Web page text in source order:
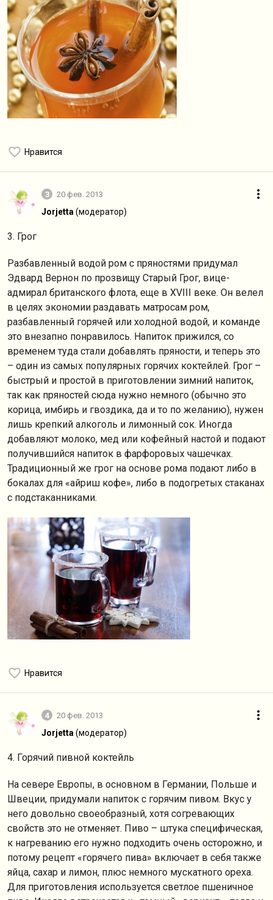
Нравится
3 20 фев. 2013
Jorjetta (модератор)
3. Грог
Разбавленный водой ром с пряностями придумал
Эдвард Вернон по прозвищу Старый Грог, вице-
адмирал британского флота, еще в XVIII веке. Он велел
в целях экономии раздавать матросам ром,
разбавленный горячей или холодной водой, и команде
это внезапно понравилось. Напиток прижился, со
временем туда стали добавлять пряности, и теперь это
– один из самых популярных горячих коктейлей. Грог –
быстрый и простой в приготовлении зимний напиток,
так как пряностей сюда нужно немного (обычно это
корица, имбирь и гвоздика, да и то по желанию), нужен
лишь крепкий алкоголь и лимонный сок. Иногда
добавляют молоко, мед или кофейный настой и подают
получившийся напиток в фарфоровых чашечках.
Традиционный же грог на основе рома подают либо в
бокалах для «айриш кофе», либо в подогретых стаканах
с подстаканниками.
Нравится
4 20 фев. 2013
Jorjetta (модератор)
4. Горячий пивной коктейль
На севере Европы, в основном в Германии, Польше и
Швеции, придумали напиток с горячим пивом. Вкус у
него довольно своеобразный, хотя согревающих
свойств это не отменяет. Пиво – штука специфическая,
к нагреванию его нужно подходить очень осторожно, и
потому рецепт «горячего пива» включает в себя также
яйца, сахар и лимон, плюс немного мускатного ореха.
Для приготовления используется светлое пшеничное